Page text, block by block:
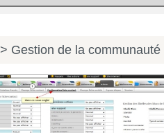
> Gestion de la communauté